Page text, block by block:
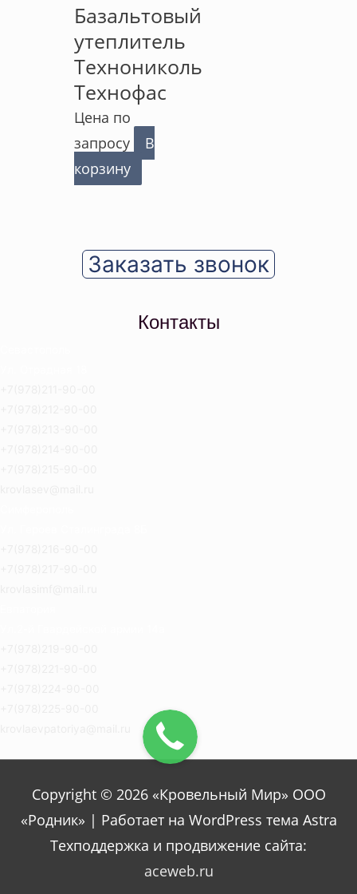
Базальтовый
утеплитель
Технониколь
Технофас
Цена по
запросу
В
корзину
Заказать звонок
Контакты
Copyright © 2026 «Кровельный Мир» ООО
«Родник» | Работает на WordPress тема Astra
Техподдержка и продвижение сайта:
aceweb.ru